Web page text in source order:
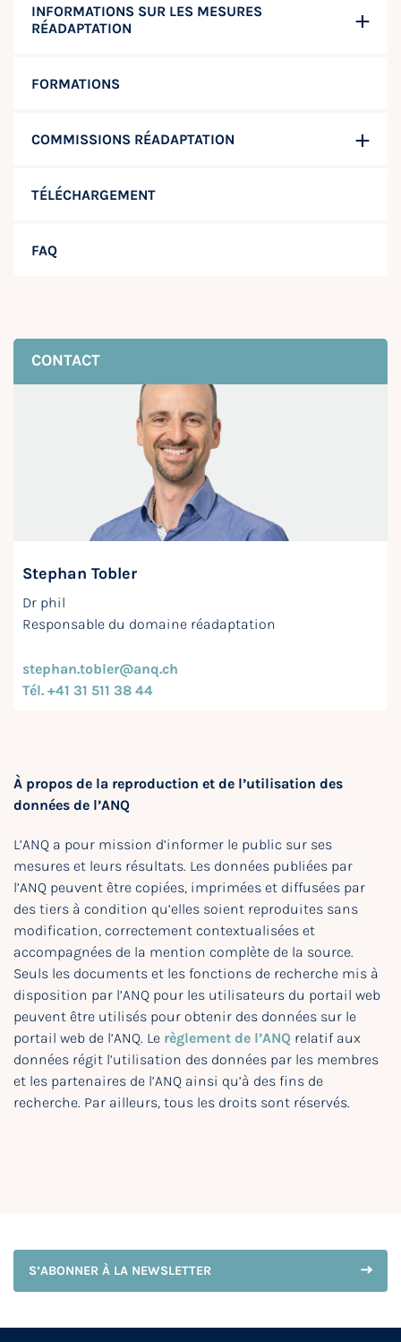
INFORMATIONS SUR LES MESURES
RÉADAPTATION
FORMATIONS
COMMISSIONS RÉADAPTATION
TÉLÉCHARGEMENT
FAQ
CONTACT
Stephan Tobler
Dr phil
Responsable du domaine réadaptation
stephan.tobler@anq.ch
Tél. +41 31 511 38 44
À propos de la reproduction et de l’utilisation des
données de l’ANQ
L’ANQ a pour mission d’informer le public sur ses
mesures et leurs résultats. Les données publiées par
l’ANQ peuvent être copiées, imprimées et diffusées par
des tiers à condition qu’elles soient reproduites sans
modification, correctement contextualisées et
accompagnées de la mention complète de la source.
Seuls les documents et les fonctions de recherche mis à
disposition par l’ANQ pour les utilisateurs du portail web
peuvent être utilisés pour obtenir des données sur le
portail web de l’ANQ. Le règlement de l’ANQ relatif aux
données régit l’utilisation des données par les membres
et les partenaires de l’ANQ ainsi qu’à des fins de
recherche. Par ailleurs, tous les droits sont réservés.
S’ABONNER À LA NEWSLETTER